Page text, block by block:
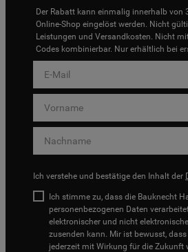
Der Rabatt kann einmalig innerhalb von
Online-Shop eingelöst werden. Nicht
Leistungen und Versandkosten. Nicht
Codes kombinierbar. Nur erhältlich bei
Ich verstehe und bestätige den Inhalt der
Ich stimme zu, dass die Bauknecht
personenbezogenen Daten
elektronischer und nicht
zusenden kann. Mir ist bewusst,
jederzeit mit Wirkung für die Zukunft